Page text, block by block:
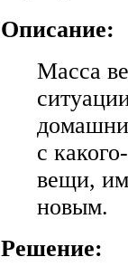
Описание:
Масса
с
вещи,
новым.
Решение: